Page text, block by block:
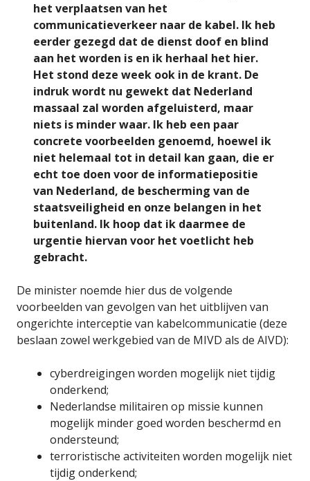
het verplaatsen van het
communicatieverkeer naar de kabel. Ik heb
eerder gezegd dat de dienst doof en blind
aan het worden is en ik herhaal het hier.
Het stond deze week ook in de krant. De
indruk wordt nu gewekt dat Nederland
massaal zal worden afgeluisterd, maar
niets is minder waar. Ik heb een paar
concrete voorbeelden genoemd, hoewel ik
niet helemaal tot in detail kan gaan, die er
echt toe doen voor de informatiepositie
van Nederland, de bescherming van de
staatsveiligheid en onze belangen in het
buitenland. Ik hoop dat ik daarmee de
urgentie hiervan voor het voetlicht heb
gebracht.
De minister noemde hier dus de volgende
voorbeelden van gevolgen van het uitblijven van
ongerichte interceptie van kabelcommunicatie (deze
beslaan zowel werkgebied van de MIVD als de AIVD):
cyberdreigingen worden mogelijk niet tijdig
onderkend;
Nederlandse militairen op missie kunnen
mogelijk minder goed worden beschermd en
ondersteund;
terroristische activiteiten worden mogelijk niet
tijdig onderkend;